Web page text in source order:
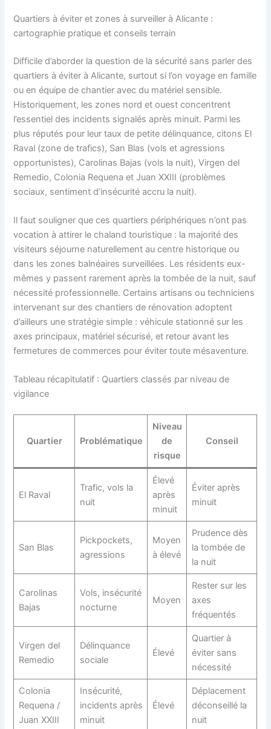
Quartiers à éviter et zones à surveiller à Alicante :
cartographie pratique et conseils terrain
Difficile d’aborder la question de la sécurité sans parler des
quartiers à éviter à Alicante, surtout si l’on voyage en famille
ou en équipe de chantier avec du matériel sensible.
Historiquement, les zones nord et ouest concentrent
l’essentiel des incidents signalés après minuit. Parmi les
plus réputés pour leur taux de petite délinquance, citons El
Raval (zone de trafics), San Blas (vols et agressions
opportunistes), Carolinas Bajas (vols la nuit), Virgen del
Remedio, Colonia Requena et Juan XXIII (problèmes
sociaux, sentiment d’insécurité accru la nuit).
Il faut souligner que ces quartiers périphériques n’ont pas
vocation à attirer le chaland touristique : la majorité des
visiteurs séjourne naturellement au centre historique ou
dans les zones balnéaires surveillées. Les résidents eux-
mêmes y passent rarement après la tombée de la nuit, sauf
nécessité professionnelle. Certains artisans ou techniciens
intervenant sur des chantiers de rénovation adoptent
d’ailleurs une stratégie simple : véhicule stationné sur les
axes principaux, matériel sécurisé, et retour avant les
fermetures de commerces pour éviter toute mésaventure.
Tableau récapitulatif : Quartiers classés par niveau de
vigilance
Quartier Problématique
Niveau
de
risque
Conseil
El Raval
Trafic, vols la
nuit
Élevé
après
minuit
Éviter après
minuit
San Blas
Pickpockets,
agressions
Moyen
à élevé
Prudence dès
la tombée de
la nuit
Carolinas
Bajas
Vols, insécurité
nocturne
Moyen
Rester sur les
axes
fréquentés
Virgen del
Remedio
Délinquance
sociale
Élevé
Quartier à
éviter sans
nécessité
Colonia
Requena /
Juan XXIII
Insécurité,
incidents après
minuit
Élevé
Déplacement
déconseillé la
nuit